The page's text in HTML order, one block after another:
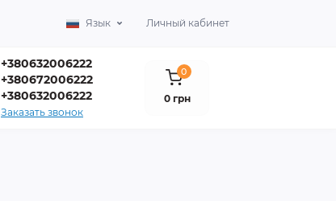
Язык Личный кабинет
+380632006222
+380672006222
+380632006222
Заказать звонок
0
0 грн